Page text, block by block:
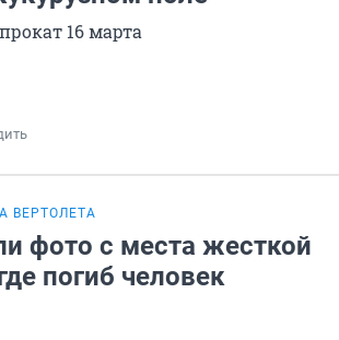
16 марта
ВЕРТОЛЕТА
фото с места жесткой
погиб человек